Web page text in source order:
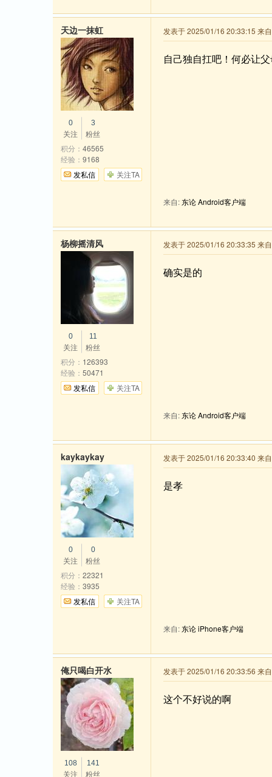
发表于 2025/01/16 20:33:15 来
自己独自扛吧！何必让
来自:东论 Android客户端
天边一抹虹
0
关注
3
粉丝
积分： 46565
经验： 9168
发私信
关注TA
发表于 2025/01/16 20:33:35 来
确实是的
来自:东论 Android客户端
杨柳摇清风
0
关注
11
粉丝
积分： 126393
经验： 50471
发私信
关注TA
发表于 2025/01/16 20:33:40 来
是孝
来自:东论 iPhone客户端
kaykaykay
0
关注
0
粉丝
积分： 22321
经验： 3935
发私信
关注TA
发表于 2025/01/16 20:33:56 来
这个不好说的啊
俺只喝白开水
108
关注
141
粉丝